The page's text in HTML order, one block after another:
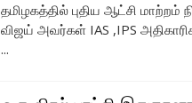
தமிழகத்தில் புதிய ஆட்சி
விஜய் அவர்கள் IAS ,IPS
...